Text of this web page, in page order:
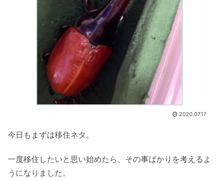
2020.07.17
今日もまずは移住ネタ。
一度移住したいと思い始めたら、その事ばかりを考えるよ
うになりました。